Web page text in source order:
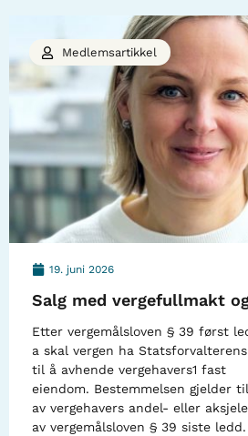
19. juni 2026
Salg med vergefullmakt
Etter vergemålsloven § 39 først
a skal vergen ha
til å avhende vergehavers1 fast
eiendom. Bestemmelsen gjelder
av vergehavers andel- eller
av vergemålsloven § 39 siste
Medlemsartikkel